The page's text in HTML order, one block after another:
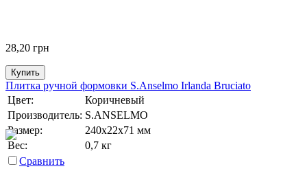
28,20 грн
Купить
Плитка ручной формовки S.Anselmo Irlanda Bruciato
Цвет:
Коричневый
Производитель: S.ANSELMO
Размер:
240х22х71 мм
Вес:
0,7 кг
Сравнить